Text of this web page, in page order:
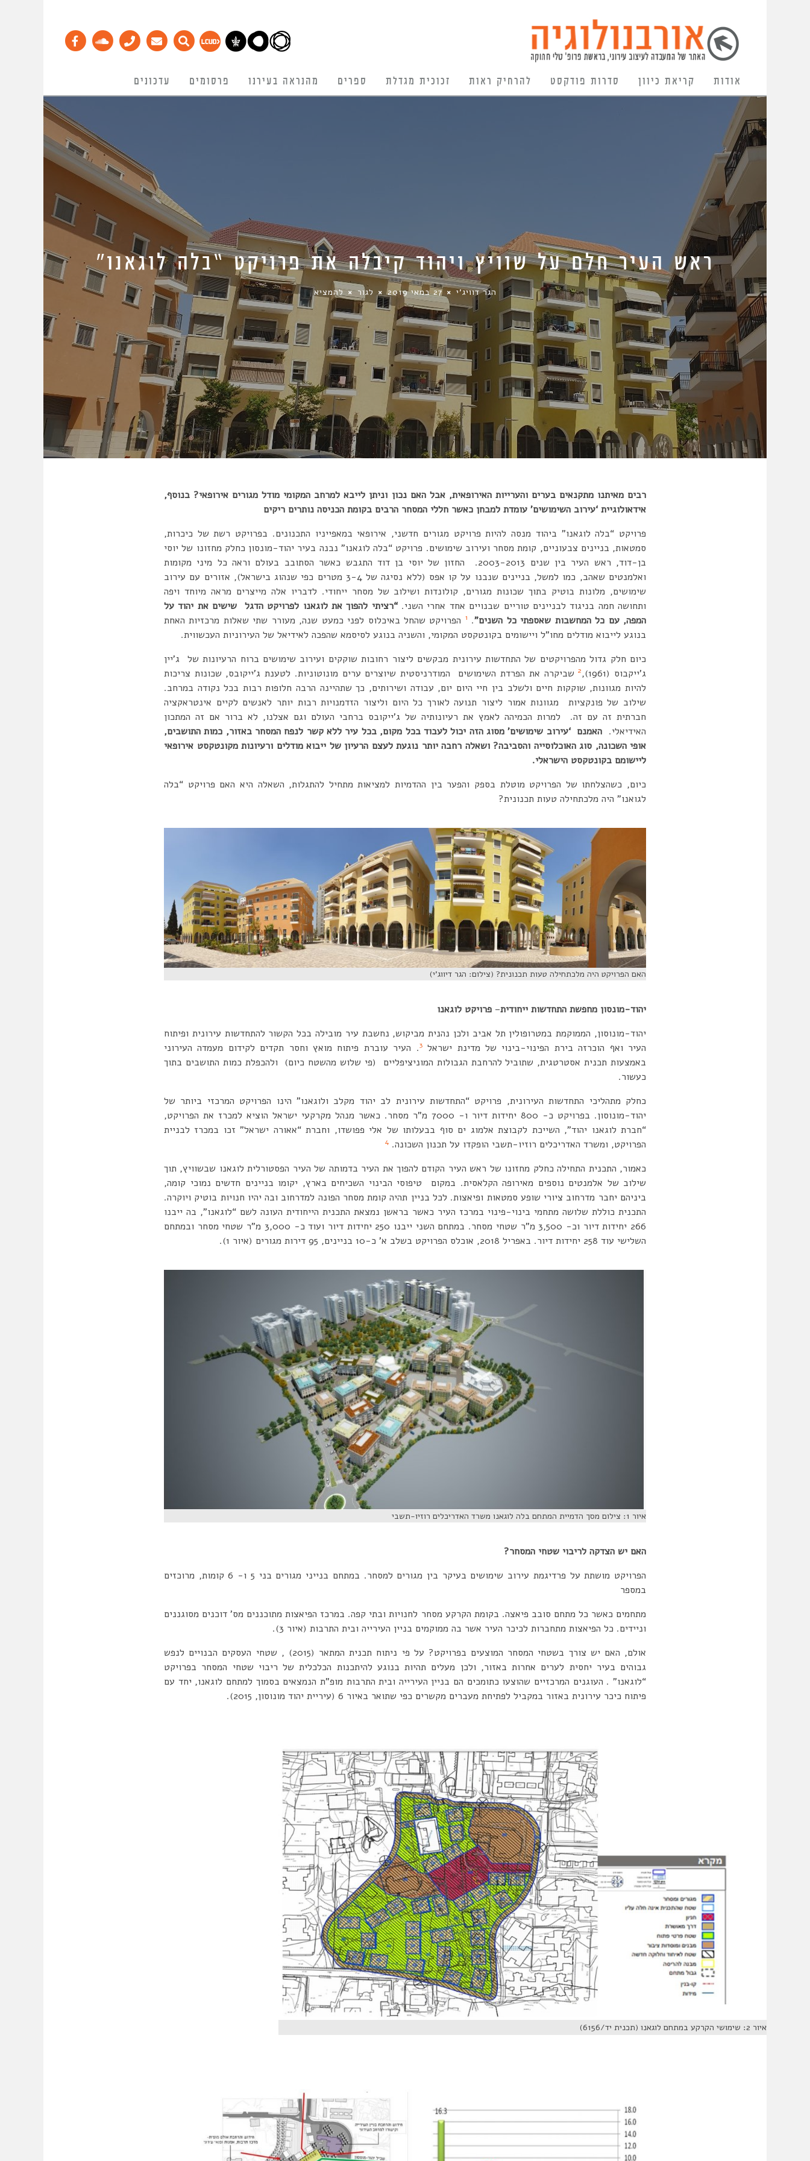
אודות קריאת כיוון סדרות פודקסט להרחיק ראות זכוכית מגדלת ספרים מהנראה בעירנו פרסומים עדכונים
ראש העיר חלם על שוויץ ויהוד קיבלה את פרויקט “בלה לוגאנו”
הגר דוויג'י 27 במאי 2019 לגור להמציא
רבים מאיתנו מתקנאים בערים והערייות האירופאית, אבל האם נכון וניתן לייבא למרחב המקומי מודל מגורים אירופאי? בנוסף,
אידאולוגיית ‘עירוב השימושים’ עומדת למבחן כאשר חללי המסחר הרבים בקומת הכניסה נותרים ריקים
פרויקט “בלה לוגאנו” ביהוד מנסה להיות פרויקט מגורים חדשני, אירופאי במאפייניו התכנונים. בפרויקט רשת של כיכרות,
סמטאות, בניינים צבעוניים, קומת מסחר ועירוב שימושים. פרויקט “בלה לוגאנו” נבנה בעיר יהוד-מונסון כחלק מחזונו של יוסי
בן-דוד, ראש העיר בין שנים 2003-2013. החזון של יוסי בן דוד התגבש כאשר הסתובב בעולם וראה כל מיני מקומות
ואלמנטים שאהב, כמו למשל, בניינים שנבנו על קו אפס (ללא נסיגה של 3-4 מטרים כפי שנהוג בישראל), אזורים עם עירוב
שימושים, מלונות בוטיק בתוך שכונות מגורים, קולונדות ושילוב של מסחר ייחודי. לדבריו אלה מייצרים מראה מיוחד ויפה
ותחושה חמה בניגוד לבניינים טוריים שבנויים אחד אחרי השני.“רציתי להפוך את לוגאנו לפרויקט הדגל שישים את יהוד על
המפה, עם כל המחשבות שאספתי כל השנים”.
1 הפרויקט שהחל באיכלוס לפני כמעט שנה, מעורר שתי שאלות מרכזיות האחת
בנוגע לייבוא מודלים מחו”ל ויישומים בקונטקסט המקומי, והשניה בנוגע לסיסמא שהפכה לאידיאל של העירוניות העכשווית.
כיום חלק גדול מהפרויקטים של התחדשות עירונית מבקשים ליצור רחובות שוקקים ועירוב שימושים ברוח הרעיונות של ג’יין
ג’ייקבוס (1961),
2שביקרה את הפרדת השימושים המודרניסטית שיוצרים ערים מונוטוניות. לטענת ג’ייקובס, שכונות צריכות
להיות מגוונות, שוקקות חיים ולשלב בין חיי היום יום, עבודה ושירותים, כך שתהיינה הרבה חלופות רבות בכל נקודה במרחב.
שילוב של פונקציות מגוונות אמור ליצור תנועה לאורך כל היום וליצור הזדמנויות רבות יותר לאנשים לקיים אינטראקציה
חברתית זה עם זה. למרות הכמיהה לאמץ את רעיונותיה של ג’ייקובס ברחבי העולם וגם אצלנו, לא ברור אם זה המתכון
האידיאלי. האמנם ‘עירוב שימושים’ מסוג הזה יכול לעבוד בכל מקום, בכל עיר ללא קשר לנפח המסחר באזור, כמות התושבים,
אופי השכונה, סוג האוכלוסייה והסביבה? ושאלה רחבה יותר נוגעת לעצם הרעיון של ייבוא מודלים ורעיונות מקונטקסט אירופאי
ליישומם בקונטקסט הישראלי.
כיום, כשהצלחתו של הפרויקט מוטלת בספק והפער בין ההדמיות למציאות מתחיל להתגלות, השאלה היא האם פרויקט “בלה
לגואנו” היה מלכתחילה טעות תכנונית?
האם הפרויקט היה מלכתחילה טעות תכנונית? (צילום: הגר דיווג’י)
יהוד-מונסון מחפשת התחדשות ייחודית– פרויקט לוגאנו
יהוד-מונוסון, הממוקמת במטרופולין תל אביב ולכן נהנית מביקוש, נחשבת עיר מובילה בכל הקשור להתחדשות עירונית ופיתוח
העיר ואף הוכרזה בירת הפינוי-בינוי של מדינת ישראל3. העיר עוברת פיתוח מואץ וחסר תקדים לקידום מעמדה העירוני
באמצעות תכנית אסטרטגית, שתוביל להרחבת הגבולות המוניציפליים (פי שלוש מהשטח כיום) ולהכפלת כמות התושבים בתוך
כעשור.
כחלק מתהליכי התחדשות העירונית, פרויקט “התחדשות עירונית לב יהוד מקלב ולוגאנו” הינו הפרויקט המרכזי ביותר של
יהוד-מונוסון. בפרויקט כ- 800 יחידות דיור ו- 7000 מ”ר מסחר. כאשר מנהל מקרקעי ישראל הוציא למכרז את הפרויקט,
“חברת לוגאנו יהוד”, השייכת לקבוצת אלמוג ים סוף בבעלותו של אלי פפושדו, וחברת “אאורה ישראל” זכו במכרז לבניית
הפרויקט, ומשרד האדריכלים רוזיו-תשבי הופקדו על תכנון השכונה. 4
כאמור, התכנית התחילה כחלק מחזונו של ראש העיר הקודם להפוך את העיר בדמותה של העיר הפסטורלית לוגאנו שבשוויץ, תוך
שילוב של אלמנטים נוספים מאירופה הקלאסית. במקום טיפוסי הבינוי השכיחים בארץ, יקומו בניינים חדשים נמוכי קומה,
ביניהם יחבר מדרחוב ציורי שופע סמטאות ופיאצות. לכל בניין תהיה קומת מסחר הפונה למדרחוב ובה יהיו חנויות בוטיק ויוקרה.
התכנית כוללת שלושה מתחמי בינוי-פינוי במרכז העיר כאשר בראשן נמצאת התכנית הייחודית העונה לשם “לוגאנו”, בה ייבנו
266 יחידות דיור וכ- 3,500 מ”ר שטחי מסחר. במתחם השני ייבנו 250 יחידות דיור ועוד כ- 3,000 מ”ר שטחי מסחר ובמתחם
השלישי עוד 258 יחידות דיור. באפריל 2018, אוכלס הפרויקט בשלב א’ כ-10 בניינים, 95 דירות מגורים (איור 1).
איור 1: צילום מסך הדמיית המתחם בלה לוגאנו משרד האדריכלים רוזיו-תשבי
האם יש הצדקה לריבוי שטחי המסחר?
הפרויקט מושתת על פרדיגמת עירוב שימושים בעיקר בין מגורים למסחר. במתחם בנייני מגורים בני 5 ו- 6 קומות, מרוכזים
במספר
מתחמים כאשר כל מתחם סובב פיאצה. בקומת הקרקע מסחר לחנויות ובתי קפה. במרכז הפיאצות מתוכננים מס’ דוכנים מסוגננים
וניידים. כל הפיאצות מתחברות לכיכר העיר אשר בה ממוקמים בניין העירייה ובית התרבות (איור 3).
אולם, האם יש צורך בשטחי המסחר המוצעים בפרויקט? על פי ניתוח תכנית המתאר (2015) , שטחי העסקים הבנויים לנפש
גבוהים בעיר יחסית לערים אחרות באזור, ולכן מעלים תהיות בנוגע להיתכנות הכלכלית של ריבוי שטחי המסחר בפרויקט
“לוגאנו” . העוגנים המרכזיים שהוצעו כתומכים הם בניין העירייה ובית התרבות מופ”ת הנמצאים בסמוך למתחם לוגאנו, יחד עם
פיתוח כיכר עירונית באזור במקביל לפתיחת מעברים מקשרים כפי שתואר באיור 6 (עיריית יהוד מונוסון, 2015).
איור 2: שימושי הקרקע במתחם לוגאנו (תכנית יד/6156)